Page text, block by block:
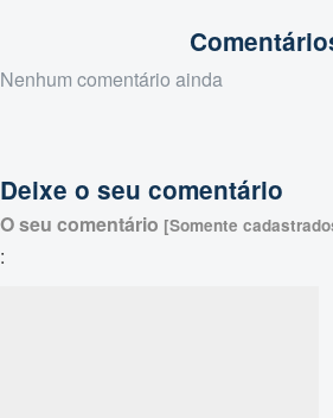
Nenhum comentário ainda
Deixe o seu comentário
O seu comentário [Somente
: